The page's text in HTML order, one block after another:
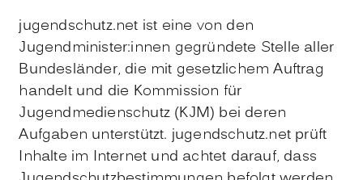
jugendschutz.net ist eine von den
Jugendminister:innen gegründete Stelle aller
Bundesländer, die mit gesetzlichem Auftrag
handelt und die Kommission für
Jugendmedienschutz (KJM) bei deren
Aufgaben unterstützt. jugendschutz.net prüft
Inhalte im Internet und achtet darauf, dass